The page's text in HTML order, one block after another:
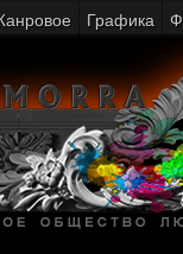
Графика